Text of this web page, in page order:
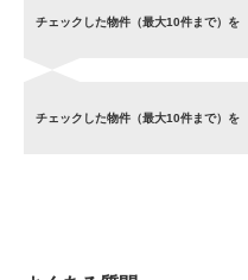
チェックした物件（最大10件まで）を
チェックした物件（最大10件まで）を